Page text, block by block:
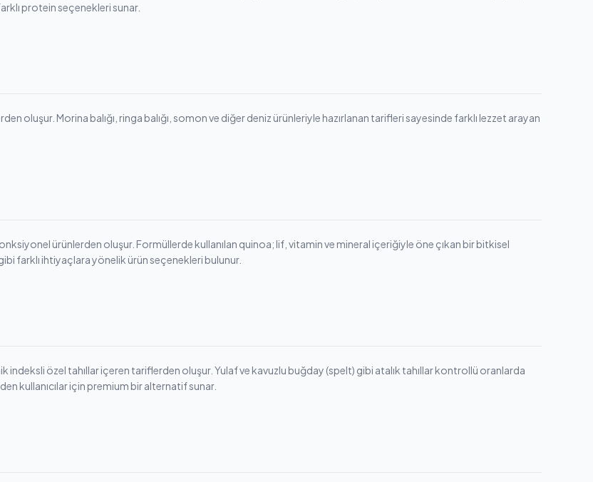
protein seçenekleri sunar.
oluşur. Morina balığı, ringa balığı, somon ve diğer deniz ürünleriyle hazırlanan tarifleri sayesinde farklı lezzet arayan
ürünlerden oluşur. Formüllerde kullanılan quinoa; lif, vitamin ve mineral içeriğiyle öne çıkan bir bitkisel
farklı ihtiyaçlara yönelik ürün seçenekleri bulunur.
indeksli özel tahıllar içeren tariflerden oluşur. Yulaf ve kavuzlu buğday (spelt) gibi atalık tahıllar kontrollü oranlarda
kullanıcılar için premium bir alternatif sunar.